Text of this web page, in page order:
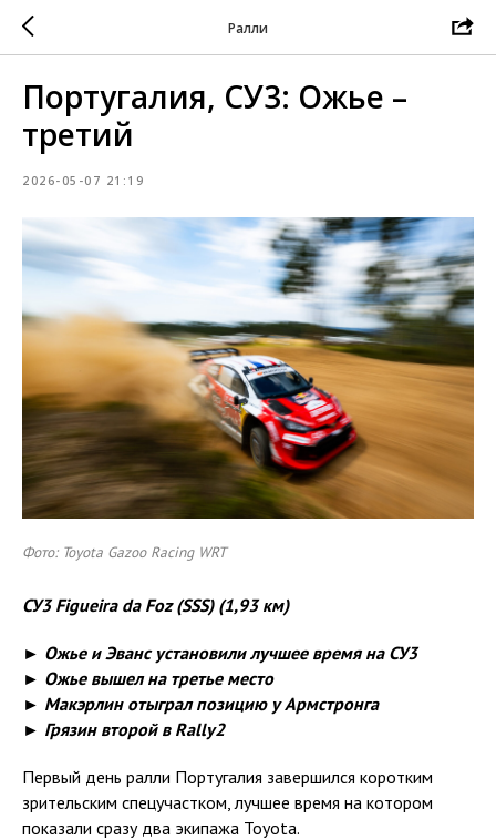
Ралли
Португалия, СУ3: Ожье –
третий
2026-05-07 21:19
Фото: Toyota Gazoo Racing WRT
СУ3Figueira da Foz(SSS) (1,93 км)
► Ожье и Эванс установили лучшее время на СУ3
► Ожье вышел на третье место
► Макэрлин отыграл позицию у Армстронга
► Грязин второй в Rally2
Первый день ралли Португалия завершился коротким
зрительским спецучастком, лучшее время на котором
показали сразу два экипажа Toyota.